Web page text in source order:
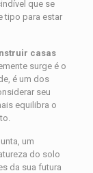
que se
tipo para estar
casas
surge é o
é um dos
seu
equilibra o
um
do solo
da sua futura